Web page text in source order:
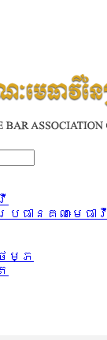
ធានគណៈមេធាវី
ម្ភ